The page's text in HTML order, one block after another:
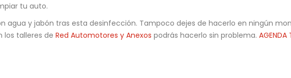
tu auto.
agua y jabón tras esta desinfección. Tampoco dejes de hacerlo en ningún
los talleres de Red Automotores y Anexos podrás hacerlo sin problema. AGENDA